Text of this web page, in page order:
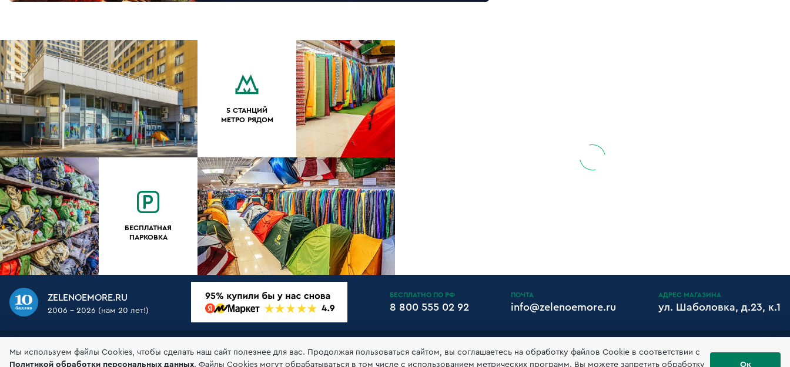
5 СТАНЦИЙ
МЕТРО РЯДОМ
БЕСПЛАТНАЯ
ПАРКОВКА
ZELENOEMORE.RU
2006 - 2026 (нам 20 лет!)
БЕСПЛАТНО ПО РФ
8 800 555 02 92
ПОЧТА
info@zelenoemore.ru
АДРЕС МАГАЗИНА
ул. Шаболовка, д.23, к.1
О НАС МАГАЗИН ДОСТАВКА ОПЛАТА ГАРАНТИИ И ВОЗВРАТ КЛУБ 10БАЛЛОВ КОНТАКТЫ РЕКВИЗИТЫ
Мы используем файлы Сookies, чтобы сделать наш сайт полезнее для вас. Продолжая пользоваться сайтом, вы соглашаетесь на обработку файлов Сookie в соответствии с
Политикой обработки персональных данных. Файлы Cookies могут обрабатываться в том числе с использованием метрических программ. Вы можете запретить обработку Ок